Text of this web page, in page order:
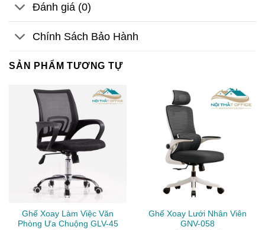
Đánh giá (0)
Chính Sách Bảo Hành
SẢN PHẨM TƯƠNG TỰ
Ghế Xoay Làm Việc Văn
Phòng Ưa Chuộng GLV-45
Ghế Xoay Lưới Nhân Viên
GNV-058